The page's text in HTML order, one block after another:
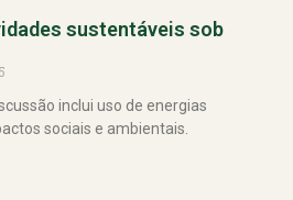
sustentáveis sob
inclui uso de energias
sociais e ambientais.